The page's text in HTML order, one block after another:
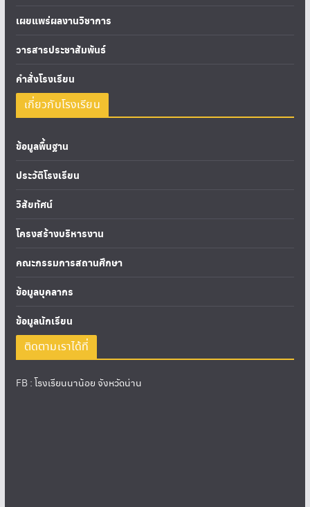
เผยแพร่ผลงานวิชาการ
วารสารประชาสัมพันธ์
คำสั่งโรงเรียน
เกี่ยวกับโรงเรียน
ข้อมูลพื้นฐาน
ประวัติโรงเรียน
วิสัยทัศน์
โครงสร้างบริหารงาน
คณะกรรมการสถานศึกษา
ข้อมูลบุคลากร
ข้อมูลนักเรียน
ติดตามเราได้ที่
FB :โรงเรียนนาน้อย จังหวัดน่าน